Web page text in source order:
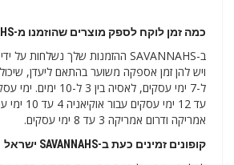
כמה זמן לוקח לספק מוצרים שהוזמנו מ-SAVANNAHS בישראל?
עד 12 ימי
אמריקה ודרום אמריקה 3 עד 8 ימי עסקים.
קופונים זמינים כעת ב-SAVANNAHS ישראל